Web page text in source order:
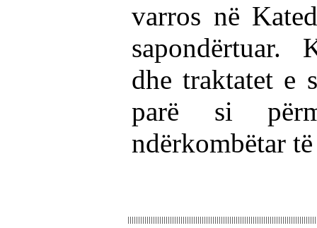
varros në
sapondërtuar.
dhe traktatet e
parë si
ndërkombëtar